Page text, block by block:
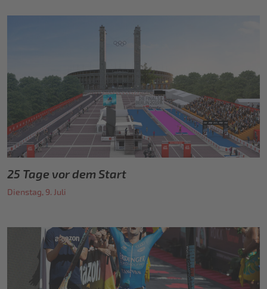
25 Tage vor dem Start
Dienstag, 9. Juli